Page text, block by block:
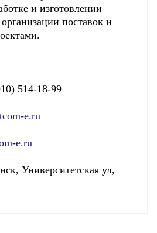
и изготовлении
поставок и
514-18-99
e.ru
e.ru
Университетская ул,